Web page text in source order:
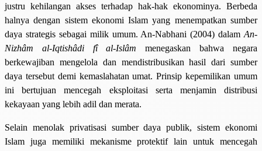
justru kehilangan akses terhadap hak-hak ekonominya. Berbeda
halnya dengan sistem ekonomi Islam yang menempatkan sumber
daya strategis sebagai milik umum. An-Nabhani (2004) dalam An-
Nizhâm al-Iqtishâdi fî al-Islâm menegaskan bahwa negara
berkewajiban mengelola dan mendistribusikan hasil dari sumber
daya tersebut demi kemaslahatan umat. Prinsip kepemilikan umum
ini bertujuan mencegah eksploitasi serta menjamin distribusi
kekayaan yang lebih adil dan merata.
Selain menolak privatisasi sumber daya publik, sistem ekonomi
Islam juga memiliki mekanisme protektif lain untuk mencegah